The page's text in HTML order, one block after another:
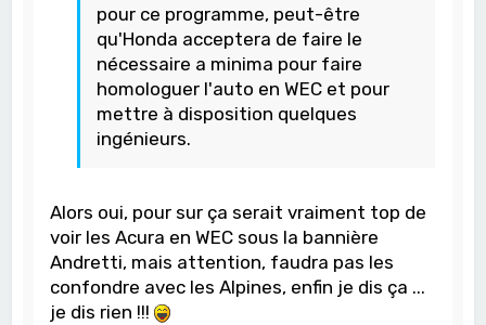
pour ce programme, peut-être
qu'Honda acceptera de faire le
nécessaire a minima pour faire
homologuer l'auto en WEC et pour
mettre à disposition quelques
ingénieurs.
Alors oui, pour sur ça serait vraiment top de
voir les Acura en WEC sous la bannière
Andretti, mais attention, faudra pas les
confondre avec les Alpines, enfin je dis ça ...
je dis rien !!!